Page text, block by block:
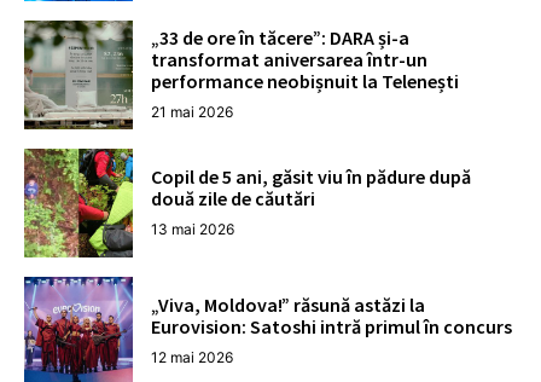
„33 de ore în tăcere”: DARA și-a
transformat aniversarea într-un
performance neobișnuit la Telenești
21 mai 2026
Copil de 5 ani, găsit viu în pădure după
două zile de căutări
13 mai 2026
„Viva, Moldova!” răsună astăzi la
Eurovision: Satoshi intră primul în concurs
12 mai 2026